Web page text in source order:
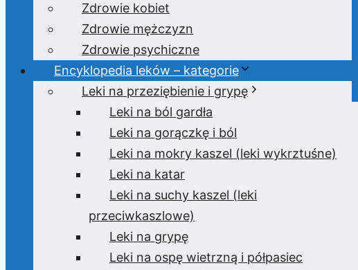
Zdrowie kobiet
Zdrowie mężczyzn
Zdrowie psychiczne
Encyklopedia leków – kategorie
Leki na przeziębienie i grypę
Leki na ból gardła
Leki na gorączkę i ból
Leki na mokry kaszel (leki wykrztuśne)
Leki na katar
Leki na suchy kaszel (leki
przeciwkaszlowe)
Leki na grypę
Leki na ospę wietrzną i półpasiec